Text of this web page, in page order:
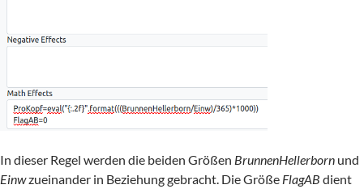
In dieser Regel werden die beiden Größen BrunnenHellerborn und
Einwzueinander in Beziehung gebracht. Die Größe FlagAB dient